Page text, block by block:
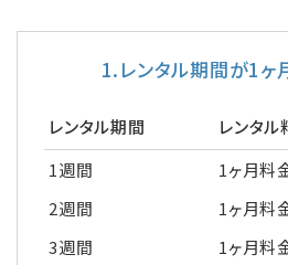
1.レンタル期間が1ヶ
レンタル期間
レンタル
1週間
1ヶ月料
2週間
1ヶ月料
3週間
1ヶ月料